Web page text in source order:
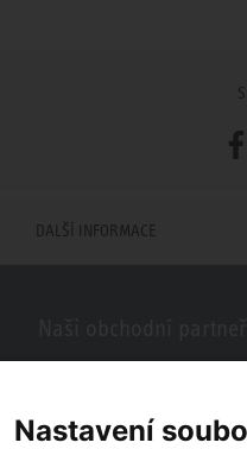
DALŠÍ INFORMACE
se vám naši partneři ve vašem
Nastavení